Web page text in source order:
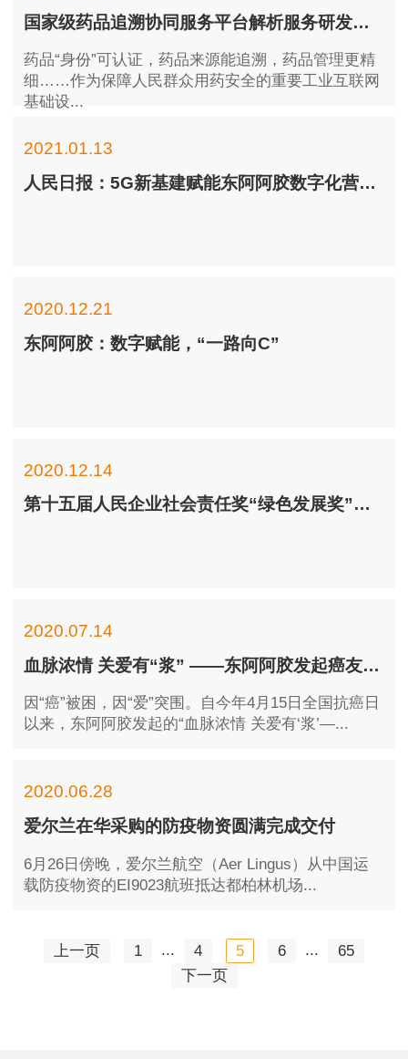
国家级药品追溯协同服务平台解析服务研发项目在珠海北京同时启动
药品“身份”可认证，药品来源能追溯，药品管理更精
细……作为保障人民群众用药安全的重要工业互联网
基础设...
人民日报：5G新基建赋能东阿阿胶数字化营销转型
2021.01.13
东阿阿胶：数字赋能，“一路向C”
2020.12.21
第十五届人民企业社会责任奖“绿色发展奖”揭晓
2020.12.14
血脉浓情 关爱有“浆” ——东阿阿胶发起癌友关爱活动惠及数万患者
因“癌”被困，因“爱”突围。自今年4月15日全国抗癌日
以来，东阿阿胶发起的“血脉浓情 关爱有‘浆’—...
2020.07.14
爱尔兰在华采购的防疫物资圆满完成交付
6月26日傍晚，爱尔兰航空（Aer Lingus）从中国运
载防疫物资的EI9023航班抵达都柏林机场...
2020.06.28
上一页 1 ... 4 5 6 ...
65
下一页